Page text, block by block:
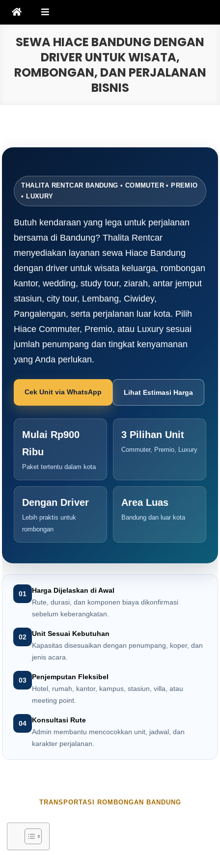
SEWA HIACE BANDUNG DENGAN
DRIVER UNTUK WISATA,
ROMBONGAN, DAN PERJALANAN
BISNIS
THALITA RENTCAR BANDUNG • COMMUTER • PREMIO
• LUXURY
Butuh kendaraan yang lega untuk perjalanan
bersama di Bandung? Thalita Rentcar
menyediakan layanan sewa Hiace Bandung
dengan driver untuk wisata keluarga, rombongan
kantor, wedding, study tour, ziarah, antar jemput
stasiun, city tour, Lembang, Ciwidey,
Pangalengan, serta perjalanan luar kota. Pilih
Hiace Commuter, Premio, atau Luxury sesuai
jumlah penumpang dan tingkat kenyamanan
yang Anda perlukan.
Cek Unit via WhatsApp Lihat Estimasi Harga
Mulai Rp900
Ribu
Paket tertentu dalam kota
3 Pilihan Unit
Commuter, Premio, Luxury
Dengan Driver
Lebih praktis untuk
rombongan
Area Luas
Bandung dan luar kota
01
Harga Dijelaskan di Awal
Rute, durasi, dan komponen biaya dikonfirmasi
sebelum keberangkatan.
02
Unit Sesuai Kebutuhan
Kapasitas disesuaikan dengan penumpang, koper, dan
jenis acara.
03
Penjemputan Fleksibel
Hotel, rumah, kantor, kampus, stasiun, villa, atau
meeting point.
04
Konsultasi Rute
Admin membantu mencocokkan unit, jadwal, dan
karakter perjalanan.
TRANSPORTASI ROMBONGAN BANDUNG